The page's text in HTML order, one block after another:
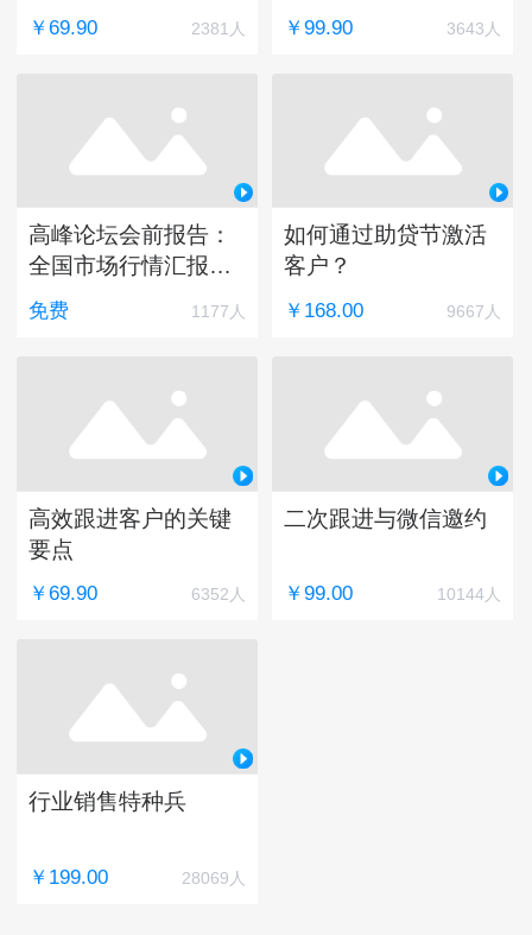
￥69.90 2381人 ￥99.90 3643人
高峰论坛会前报告：
全国市场行情汇报及
趋势展望
免费 1177人
如何通过助贷节激活
客户？
￥168.00 9667人
高效跟进客户的关键
要点
￥69.90 6352人
二次跟进与微信邀约
￥99.00 10144人
行业销售特种兵
￥199.00 28069人